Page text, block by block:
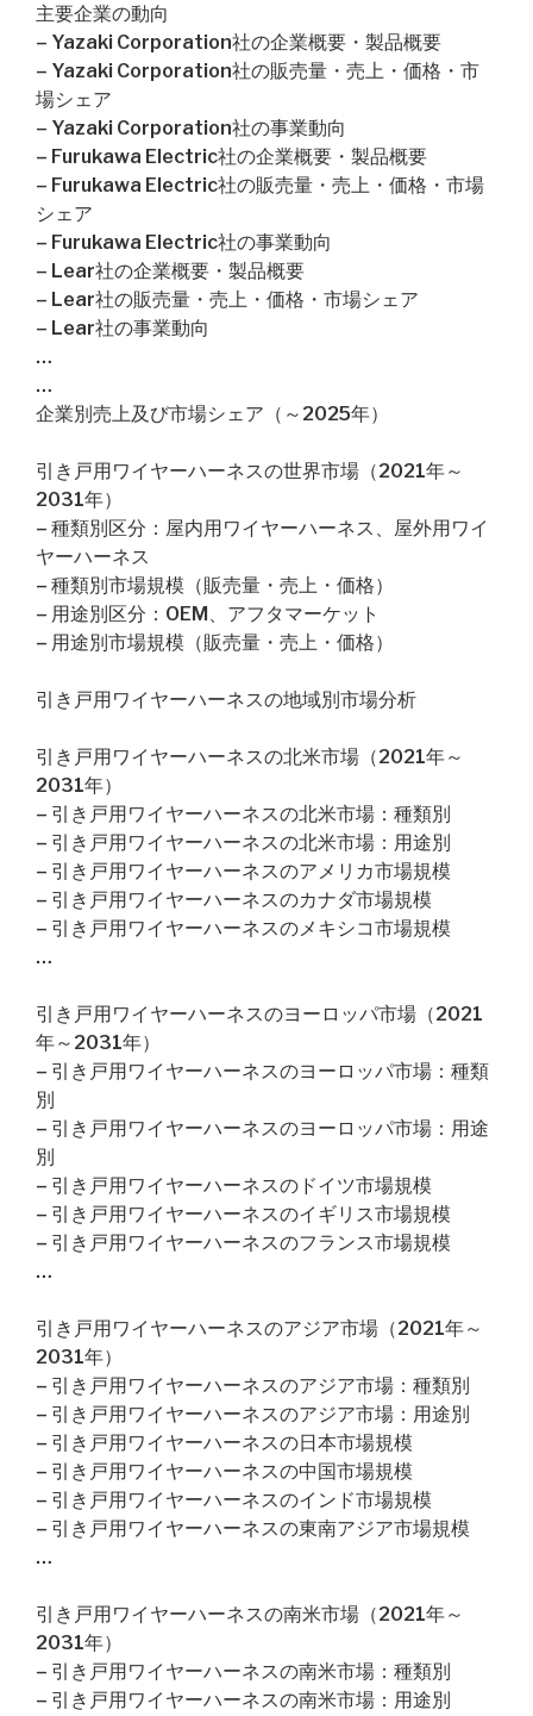
主要企業の動向
– Yazaki Corporation社の企業概要・製品概要
– Yazaki Corporation社の販売量・売上・価格・市
場シェア
– Yazaki Corporation社の事業動向
– Furukawa Electric社の企業概要・製品概要
– Furukawa Electric社の販売量・売上・価格・市場
シェア
– Furukawa Electric社の事業動向
– Lear社の企業概要・製品概要
– Lear社の販売量・売上・価格・市場シェア
– Lear社の事業動向
…
…
企業別売上及び市場シェア（～2025年）
引き戸用ワイヤーハーネスの世界市場（2021年～
2031年）
– 種類別区分：屋内用ワイヤーハーネス、屋外用ワイ
ヤーハーネス
– 種類別市場規模（販売量・売上・価格）
– 用途別区分：OEM、アフタマーケット
– 用途別市場規模（販売量・売上・価格）
引き戸用ワイヤーハーネスの地域別市場分析
引き戸用ワイヤーハーネスの北米市場（2021年～
2031年）
– 引き戸用ワイヤーハーネスの北米市場：種類別
– 引き戸用ワイヤーハーネスの北米市場：用途別
– 引き戸用ワイヤーハーネスのアメリカ市場規模
– 引き戸用ワイヤーハーネスのカナダ市場規模
– 引き戸用ワイヤーハーネスのメキシコ市場規模
…
引き戸用ワイヤーハーネスのヨーロッパ市場（2021
年～2031年）
– 引き戸用ワイヤーハーネスのヨーロッパ市場：種類
別
– 引き戸用ワイヤーハーネスのヨーロッパ市場：用途
別
– 引き戸用ワイヤーハーネスのドイツ市場規模
– 引き戸用ワイヤーハーネスのイギリス市場規模
– 引き戸用ワイヤーハーネスのフランス市場規模
…
引き戸用ワイヤーハーネスのアジア市場（2021年～
2031年）
– 引き戸用ワイヤーハーネスのアジア市場：種類別
– 引き戸用ワイヤーハーネスのアジア市場：用途別
– 引き戸用ワイヤーハーネスの日本市場規模
– 引き戸用ワイヤーハーネスの中国市場規模
– 引き戸用ワイヤーハーネスのインド市場規模
– 引き戸用ワイヤーハーネスの東南アジア市場規模
…
引き戸用ワイヤーハーネスの南米市場（2021年～
2031年）
– 引き戸用ワイヤーハーネスの南米市場：種類別
– 引き戸用ワイヤーハーネスの南米市場：用途別